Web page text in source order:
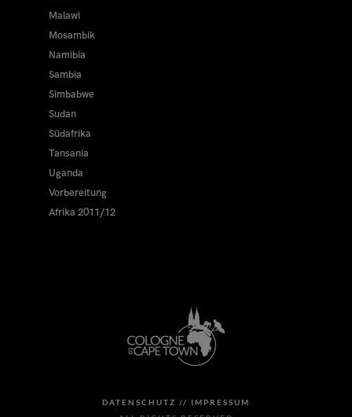
Malawi
Mosambik
Namibia
Sambia
Simbabwe
Sudan
Südafrika
Tansania
Uganda
Vorbereitung
Afrika 2011/12
DATENSCHUTZ // IMPRESSUM